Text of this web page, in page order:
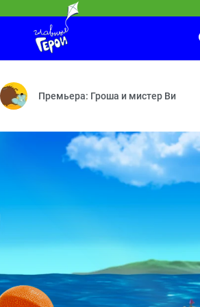
— Дружебин — Баранка
В честь этого события телеканал
Ералаш
№362 Тайна. Какие хорошие дети!..
Премьера: Гроша и мистер Ви